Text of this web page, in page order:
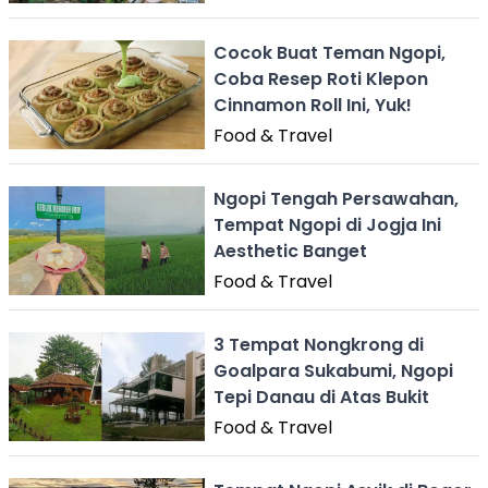
Cocok Buat Teman Ngopi,
Coba Resep Roti Klepon
Cinnamon Roll Ini, Yuk!
Food & Travel
Ngopi Tengah Persawahan,
Tempat Ngopi di Jogja Ini
Aesthetic Banget
Food & Travel
3 Tempat Nongkrong di
Goalpara Sukabumi, Ngopi
Tepi Danau di Atas Bukit
Food & Travel